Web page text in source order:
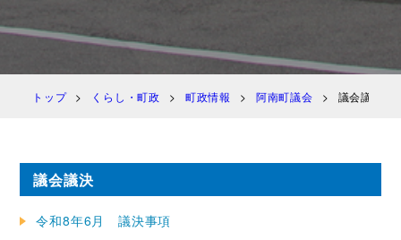
トップ くらし・町政 町政情報 阿南町議会 議会議決
議会議決
令和8年6月 議決事項